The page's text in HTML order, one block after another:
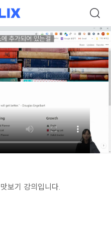
보기 강의입니다.